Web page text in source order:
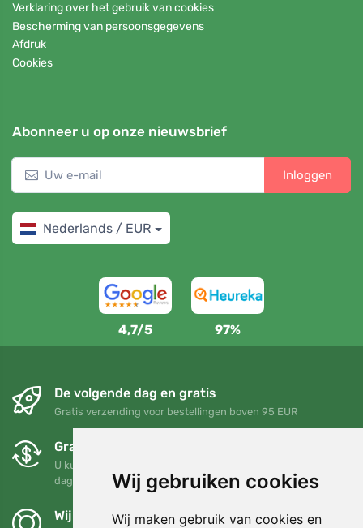
Wij gebruiken cookies
Wij maken gebruik van cookies en
Verklaring over het gebruik van cookies
Bescherming van persoonsgegevens
Afdruk
Cookies
Abonneer u op onze nieuwsbrief
Inloggen
Nederlands / EUR
4,7/5 97%
De volgende dag en gratis
Gratis verzending voor bestellingen boven 95 EUR
Gratis ruilen en retourneren
U kunt uw bestelling op elk gewenst moment binnen 90
dagen retourneren of ruilen
Wij steunen Trees.org